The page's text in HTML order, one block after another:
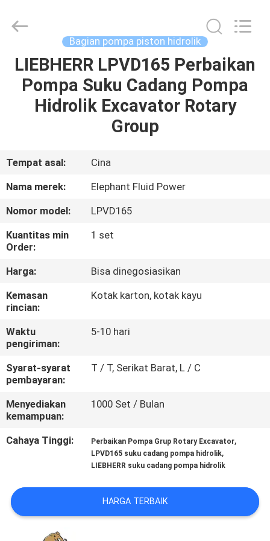
RUMAH
PRODUK
KAMI
PABRIK
KUALITAS
KAMI
BERITA
KASUS
PRIVACY
POLICY
Power
Co.,Ltd.
Reserved.
Bagian pompa piston hidrolik
LIEBHERR LPVD165 Perbaikan
Pompa Suku Cadang Pompa
Hidrolik Excavator Rotary
Group
Tempat asal:
Cina
Nama merek:
Elephant Fluid Power
Nomor model:
LPVD165
Kuantitas min
Order:
1 set
Harga:
Bisa dinegosiasikan
Kemasan
rincian:
Kotak karton, kotak kayu
Waktu
pengiriman:
5-10 hari
Syarat-syarat
pembayaran:
T / T, Serikat Barat, L / C
Menyediakan
kemampuan:
1000 Set / Bulan
Cahaya Tinggi: Perbaikan Pompa Grup Rotary Excavator,
LPVD165 suku cadang pompa hidrolik,
LIEBHERR suku cadang pompa hidrolik
HARGA TERBAIK